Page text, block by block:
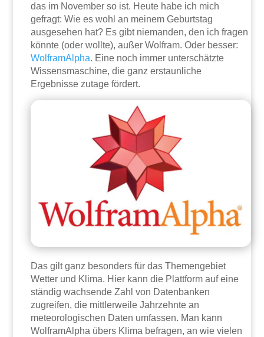
das im November so ist. Heute habe ich mich
gefragt: Wie es wohl an meinem Geburtstag
ausgesehen hat? Es gibt niemanden, den ich fragen
könnte (oder wollte), außer Wolfram. Oder besser:
WolframAlpha. Eine noch immer unterschätzte
Wissensmaschine, die ganz erstaunliche
Ergebnisse zutage fördert.
Das gilt ganz besonders für das Themengebiet
Wetter und Klima. Hier kann die Plattform auf eine
ständig wachsende Zahl von Datenbanken
zugreifen, die mittlerweile Jahrzehnte an
meteorologischen Daten umfassen. Man kann
WolframAlpha übers Klima befragen, an wie vielen